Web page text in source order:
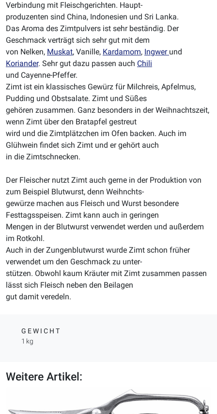
Verbindung mit Fleischgerichten. Haupt-
produzenten sind China, Indonesien und Sri Lanka.
Das Aroma des Zimtpulvers ist sehr beständig. Der
Geschmack verträgt sich sehr gut mit dem
von Nelken, Muskat, Vanille, Kardamom, Ingwer und
Koriander. Sehr gut dazu passen auch Chili
und Cayenne-Pfeffer.
Zimt ist ein klassisches Gewürz für Milchreis, Apfelmus,
Pudding und Obstsalate. Zimt und Süßes
gehören zusammen. Ganz besonders in der Weihnachtszeit,
wenn Zimt über den Bratapfel gestreut
wird und die Zimtplätzchen im Ofen backen. Auch im
Glühwein findet sich Zimt und er gehört auch
in die Zimtschnecken.
Der Fleischer nutzt Zimt auch gerne in der Produktion von
zum Beispiel Blutwurst, denn Weihnchts-
gewürze machen aus Fleisch und Wurst besondere
Festtagsspeisen. Zimt kann auch in geringen
Mengen in der Blutwurst verwendet werden und außerdem
im Rotkohl.
Auch in der Zungenblutwurst wurde Zimt schon früher
verwendet um den Geschmack zu unter-
stützen. Obwohl kaum Kräuter mit Zimt zusammen passen
lässt sich Fleisch neben den Beilagen
gut damit veredeln.
GEWICHT
1 kg
Weitere Artikel: